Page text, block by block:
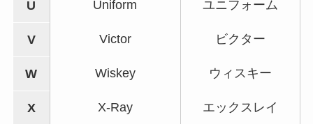
U Uniform ユニフォーム
V Victor ビクター
W Wiskey ウィスキー
X X-Ray エックスレイ